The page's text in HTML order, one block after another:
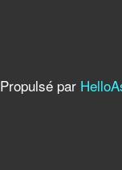
Propulsé par